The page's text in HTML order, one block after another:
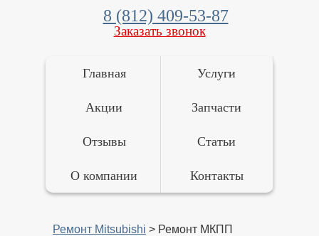
8 (812) 409-53-87
Заказать звонок
Главная
Акции
Услуги
Запчасти
Отзывы Статьи
О компании Контакты
Ремонт Mitsubishi > Ремонт МКПП